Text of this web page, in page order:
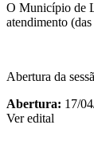
O Município de
atendimento
Abertura da
Abertura: 17/
Ver edital